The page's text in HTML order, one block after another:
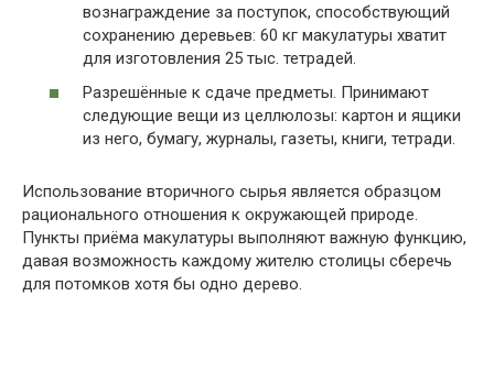
вознаграждение за поступок, способствующий
сохранению деревьев: 60 кг макулатуры хватит
для изготовления 25 тыс. тетрадей.
Разрешённые к сдаче предметы. Принимают
следующие вещи из целлюлозы: картон и ящики
из него, бумагу, журналы, газеты, книги, тетради.
Использование вторичного сырья является образцом
рационального отношения к окружающей природе.
Пункты приёма макулатуры выполняют важную функцию,
давая возможность каждому жителю столицы сберечь
для потомков хотя бы одно дерево.